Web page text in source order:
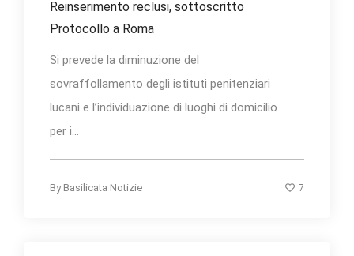
Reinserimento reclusi, sottoscritto
Protocollo a Roma
Si prevede la diminuzione del
sovraffollamento degli istituti penitenziari
lucani e l’individuazione di luoghi di domicilio
per i...
By Basilicata Notizie 7